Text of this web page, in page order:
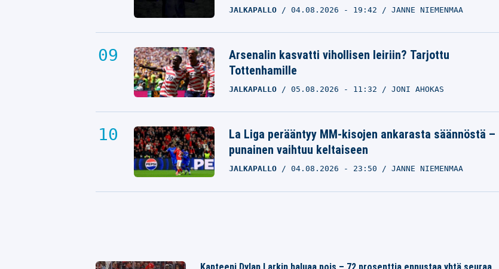
JALKAPALLO 04.08.2026 - 19:42 JANNE NIEMENMAA
Arsenalin kasvatti vihollisen leiriin? Tarjottu
Tottenhamille
JALKAPALLO 05.08.2026 - 11:32 JONI AHOKAS
La Liga perääntyy MM-kisojen ankarasta säännöstä –
punainen vaihtuu keltaiseen
JALKAPALLO 04.08.2026 - 23:50 JANNE NIEMENMAA
Kapteeni Dylan Larkin haluaa pois – 72 prosenttia ennustaa yhtä seuraa